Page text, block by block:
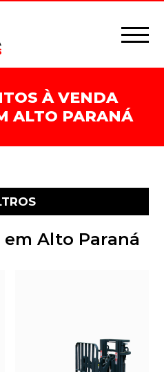
À VENDA
ALTO PARANÁ
Alto Paraná